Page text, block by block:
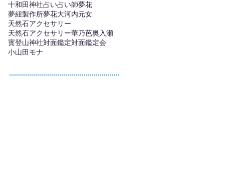
十和田神社占い占い師夢花
夢紐製作所夢花大河内元女
天然石アクセサリー
天然石アクセサリー華乃芭奥入瀬
寳登山神社対面鑑定対面鑑定会
小山田モナ